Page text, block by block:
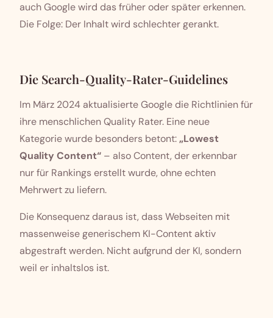
auch Google wird das früher oder später erkennen.
Die Folge: Der Inhalt wird schlechter gerankt.
Die Search-Quality-Rater-Guidelines
Im März 2024 aktualisierte Google die Richtlinien für
ihre menschlichen Quality Rater. Eine neue
Kategorie wurde besonders betont:„Lowest
Quality Content“ – also Content, der erkennbar
nur für Rankings erstellt wurde, ohne echten
Mehrwert zu liefern.
Die Konsequenz daraus ist, dass Webseiten mit
massenweise generischem KI-Content aktiv
abgestraft werden. Nicht aufgrund der KI, sondern
weil er inhaltslos ist.